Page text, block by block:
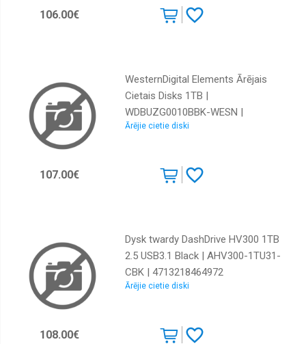
106.00€
WesternDigital Elements Ārējais
Cietais Disks 1TB |
WDBUZG0010BBK-WESN |
718037855448
Ārējie cietie diski
107.00€
Dysk twardy DashDrive HV300 1TB
2.5 USB3.1 Black | AHV300-1TU31-
CBK | 4713218464972
Ārējie cietie diski
108.00€